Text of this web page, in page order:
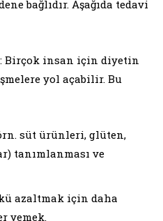
bağlıdır. Aşağıda tedavi
Birçok insan için diyetin
yol açabilir. Bu
süt ürünleri, glüten,
tanımlanması ve
azaltmak için daha
yemek.